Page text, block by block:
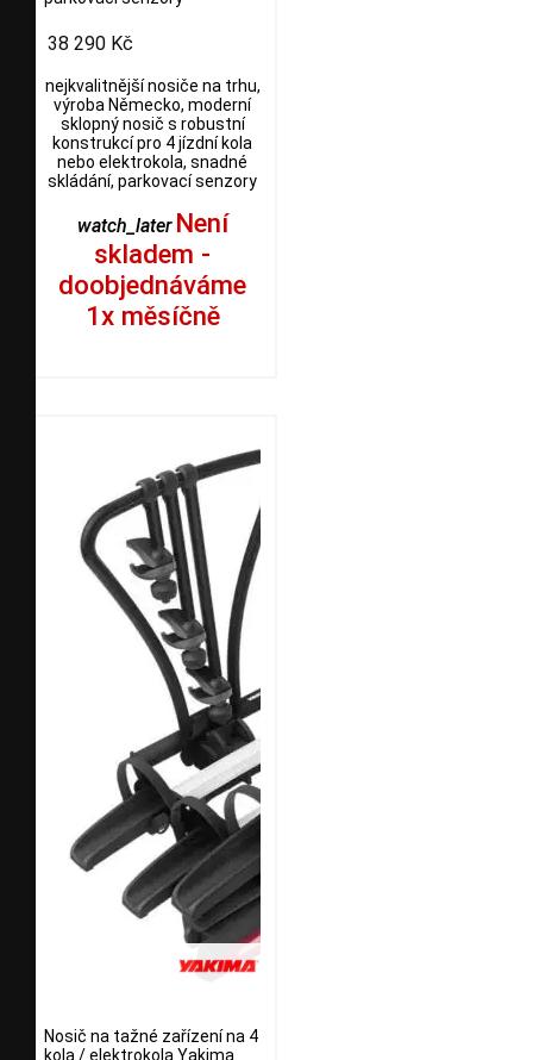
38 290 Kč
nejkvalitnější nosiče na trhu,
výroba Německo, moderní
sklopný nosič s robustní
konstrukcí pro 4 jízdní kola
nebo elektrokola, snadné
skládání, parkovací senzory
watch_later Není
skladem -
doobjednáváme
1x měsíčně
Nosič na tažné zařízení na 4
kola / elektrokola Yakima